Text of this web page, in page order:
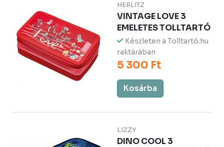
HERLITZ
VINTAGE LOVE 3
EMELETES TOLLTARTÓ
Készleten a Tolltartó.hu
raktárában
5 300 Ft
Kosárba
LIZZY
DINO COOL 3